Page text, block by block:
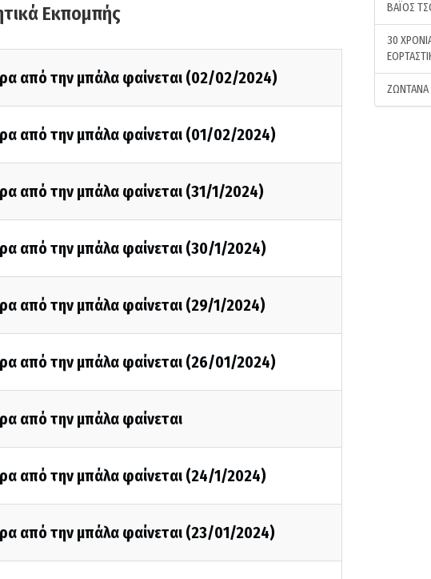
Εκπομπής
από την μπάλα φαίνεται (02/02/2024)
από την μπάλα φαίνεται (01/02/2024)
από την μπάλα φαίνεται (31/1/2024)
από την μπάλα φαίνεται (30/1/2024)
από την μπάλα φαίνεται (29/1/2024)
από την μπάλα φαίνεται (26/01/2024)
από την μπάλα φαίνεται
από την μπάλα φαίνεται (24/1/2024)
από την μπάλα φαίνεται (23/01/2024)
ΒΑΪΟΣ
30
ΖΩΝΤΑΝΑ